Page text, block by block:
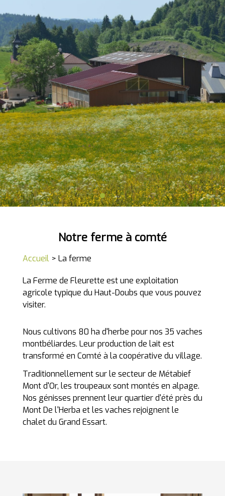
TARIFS
LA FERME
CONTACT
Notre ferme à comté
Accueil > La ferme
La Ferme de Fleurette est une exploitation
agricole typique du Haut-Doubs que vous pouvez
visiter.
Nous cultivons 80 ha d'herbe pour nos 35 vaches
montbéliardes. Leur production de lait est
transformé en Comté à la coopérative du village.
Traditionnellement sur le secteur de Métabief
Mont d'Or, les troupeaux sont montés en alpage.
Nos génisses prennent leur quartier d'été près du
Mont De l'Herba et les vaches rejoignent le
chalet du Grand Essart.